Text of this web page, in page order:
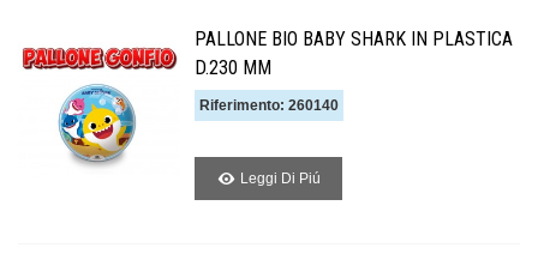
PALLONE BIO BABY SHARK IN PLASTICA
D.230 MM
Riferimento: 260140
Leggi Di Piú